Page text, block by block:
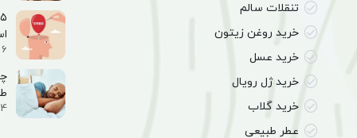
تنقلات سالم
خرید روغن زیتون
خرید عسل
خرید ژل رویال
خرید گلاب
عطر طبیعی
6 اسفند 1404
4 اسفند 1404